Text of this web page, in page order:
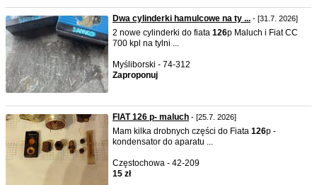
Dwa cylinderki hamulcowe na ty ... - [31.7. 2026]
2 nowe cylinderki do fiata 126p Maluch i Fiat CC
700 kpl na tylni ...
Myśliborski - 74-312
Zaproponuj
FIAT 126 p- maluch - [25.7. 2026]
Mam kilka drobnych części do Fiata 126p -
kondensator do aparatu ...
Częstochowa - 42-209
15 zł